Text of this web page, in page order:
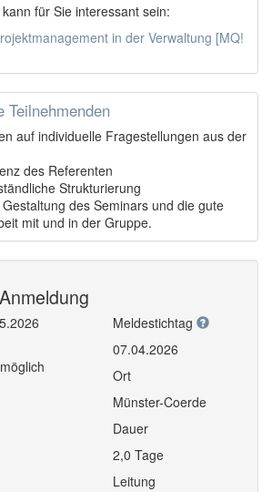
für Sie interessant sein:
in der Verwaltung [MQ!
Teilnehmenden
auf individuelle Fragestellungen aus der
des Referenten
Strukturierung
des Seminars und die gute
mit und in der Gruppe.
Meldestichtag
07.04.2026
Ort
Münster-Coerde
Dauer
2,0 Tage
Leitung